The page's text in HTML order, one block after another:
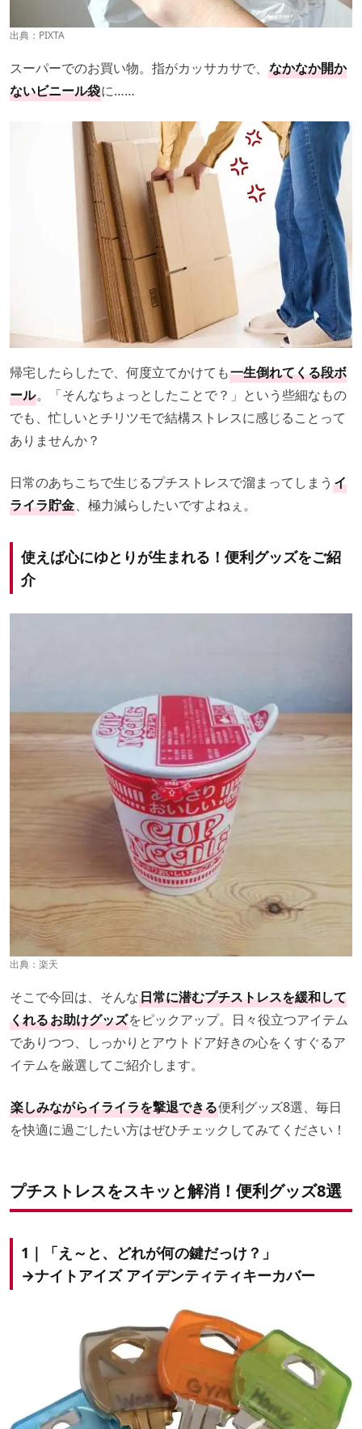
出典：PIXTA
スーパーでのお買い物。指がカッサカサで、 なかなか開か
ないビニール袋に……
帰宅したらしたで、何度立てかけても一生倒れてくる段ボ
ール。「そんなちょっとしたことで？」という些細なもの
でも、忙しいとチリツモで結構ストレスに感じることって
ありませんか？
日常のあちこちで生じるプチストレスで溜まってしまう イ
ライラ貯金、極力減らしたいですよねぇ。
使えば心にゆとりが生まれる！便利グッズをご紹
介
出典： 楽天
そこで今回は、そんな日常に潜むプチストレスを緩和して
くれるお助けグッズをピックアップ。日々役立つアイテム
でありつつ、しっかりとアウトドア好きの心をくすぐるア
イテムを厳選してご紹介します。
楽しみながらイライラを撃退できる便利グッズ8選、毎日
を快適に過ごしたい方はぜひチェックしてみてください！
プチストレスをスキッと解消！便利グッズ8選
1｜「え～と、どれが何の鍵だっけ？」
→ナイトアイズ アイデンティティキーカバー